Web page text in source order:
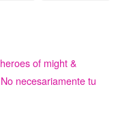
heroes of might &
No necesariamente tu